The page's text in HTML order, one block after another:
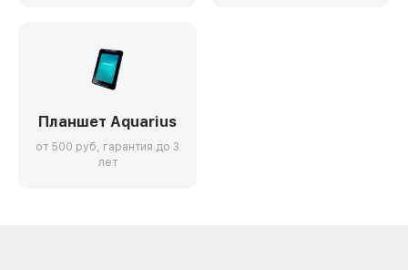
Планшет Aquarius
от 500 руб, гарантия до 3
лет